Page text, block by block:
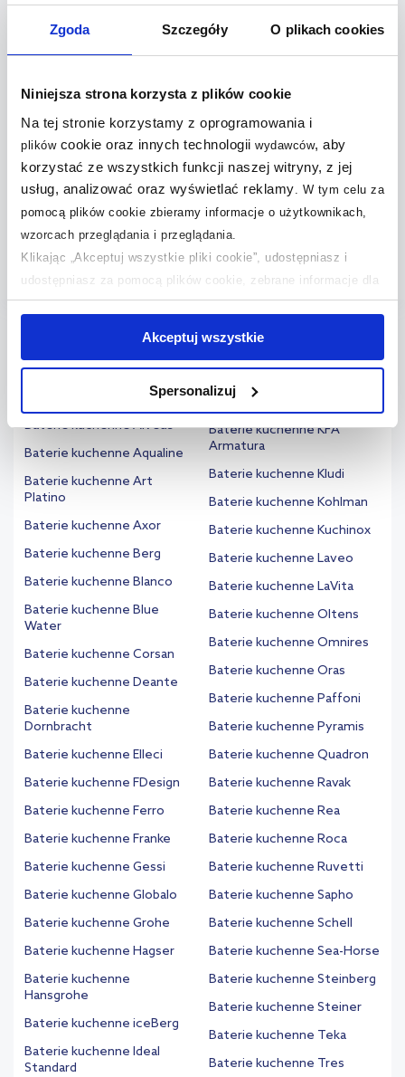
Zgoda Szczegóły O plikach cookies
Niniejsza strona korzysta z plików cookie
Na tej stronie korzystamy z oprogramowania i
plikówcookie oraz innych technologii wydawców, aby
korzystać ze wszystkich funkcji naszej witryny, z jej
usług, analizować oraz wyświetlać reklamy
W tym celu za
pomocą plików cookie zbieramy informacje o użytkownikach,
wzorcach przeglądania i przeglądania.
Klikając „Akceptuj wszystkie pliki cookie”, udostępniasz i
udostępniasz za pomocą plików cookie, zebrane informacje dla
użytkowników zewnętrznych, a także nasi partnerzy reklamowi.
jednak, że zablokowane niektóre pliki cookie mogą mieć wpływ
na sposób dostarczania treści niedostosowanych do potrzeb
Aby uzyskać więcej informacji na temat plików plików cookie,
kliknij „Ustawienia plików cookie”.
informacji na temat plików cookie i tego, dlaczego ich przepisy,
przejdź do zakładek „Informacje o plikach cookie”.
Akceptuj wszystkie
Spersonalizuj
kuchni?
+
Jak dopasować baterię do zlewu?
Jaka bateria do zlewozmywaka
stalowego?
Jaka bateria do czarnego zlewu? +
Czy czarna bateria kuchenna jest
praktyczna?
+
Szukaj według marki
Baterie kuchenne Alveus
Baterie kuchenne Aqualine
Baterie kuchenne Art
Platino
Baterie kuchenne Axor
Baterie kuchenne Berg
Baterie kuchenne Blanco
Baterie kuchenne Blue
Water
Baterie kuchenne Corsan
Baterie kuchenne Deante
Baterie kuchenne
Dornbracht
Baterie kuchenne Elleci
Baterie kuchenne FDesign
Baterie kuchenne Ferro
Baterie kuchenne Franke
Baterie kuchenne Gessi
Baterie kuchenne Globalo
Baterie kuchenne Grohe
Baterie kuchenne Hagser
Baterie kuchenne
Hansgrohe
Baterie kuchenne iceBerg
Baterie kuchenne Ideal
Standard
Baterie kuchenne KFA
Armatura
Baterie kuchenne Kludi
Baterie kuchenne Kohlman
Baterie kuchenne Kuchinox
Baterie kuchenne Laveo
Baterie kuchenne LaVita
Baterie kuchenne Oltens
Baterie kuchenne Omnires
Baterie kuchenne Oras
Baterie kuchenne Paffoni
Baterie kuchenne Pyramis
Baterie kuchenne Quadron
Baterie kuchenne Ravak
Baterie kuchenne Rea
Baterie kuchenne Roca
Baterie kuchenne Ruvetti
Baterie kuchenne Sapho
Baterie kuchenne Schell
Baterie kuchenne Sea-Horse
Baterie kuchenne Steinberg
Baterie kuchenne Steiner
Baterie kuchenne Teka
Baterie kuchenne Tres